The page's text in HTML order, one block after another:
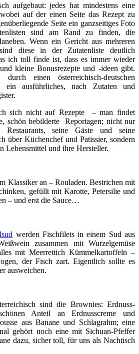
aufgebaut: jedes hat mindestens eine
auf der einen Seite das Rezept zu
Seite ein ganzseitiges Foto
sind am Rand zu finden, die
Wenn ein Gericht aus mehreren
diese in der Zutatenliste deutlich
ich toll finde ist, dass es immer wieder
kleine Bonusrezepte und -ideen gibt.
einen österreichisch-deutschen
ein ausführliches, nach Zutaten und
sich nicht auf Rezepte – man findet
schön bebilderte Reportagen; nicht nur
seine Gäste und seine
über Küchenchef und Patissier, sondern
Lebensmittel und ihre Hersteller.
Klassiker an – Rouladen. Bestrichen mit
gefüllt mit Karotte, Petersilie und
– und erst die Sauce…
werden Fischfilets in einem Sud aus
zusammen mit Wurzelgemüse
mit Meerrettich Kümmelkartoffeln –
der Fisch zart. Eigentlich sollte es
ausweichen.
sind die Brownies: Erdnuss-
Anteil an Erdnusscreme und
aus Banane und Schlagrahm; eine
gehört noch eine mit Sichuan-Pfeffer
dazu, sicher toll, für uns als Nachtisch